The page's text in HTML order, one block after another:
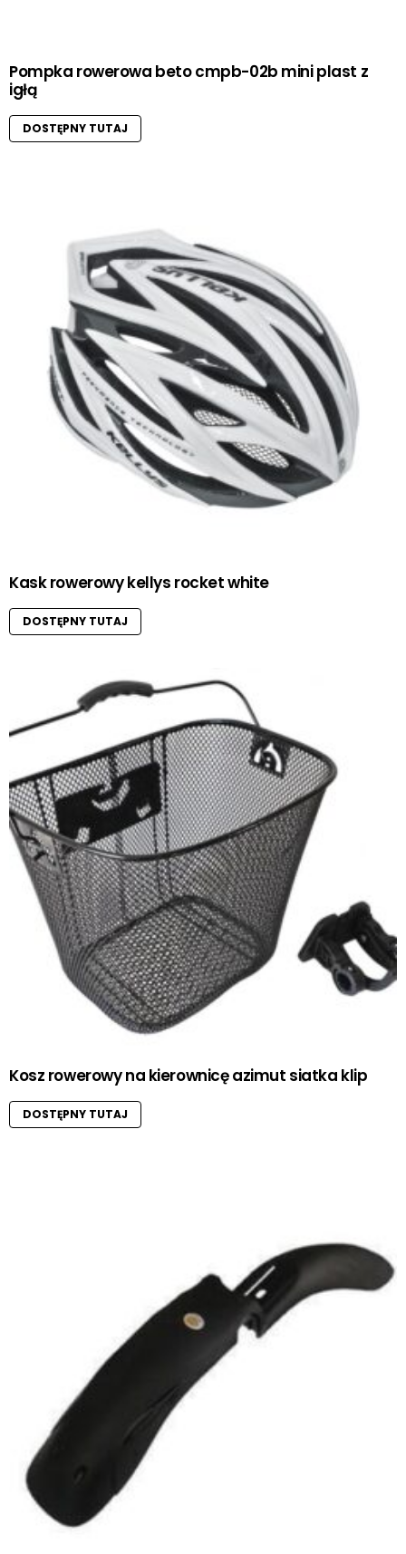
Pompka rowerowa beto cmpb-02b mini plast z
igłą
DOSTĘPNY TUTAJ
Kask rowerowy kellys rocket white
DOSTĘPNY TUTAJ
Kosz rowerowy na kierownicę azimut siatka klip
DOSTĘPNY TUTAJ